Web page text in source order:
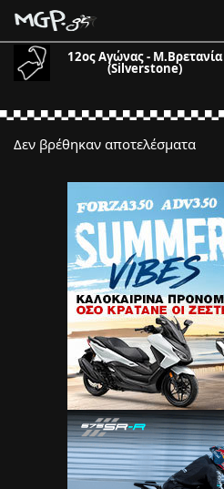
12ος Αγώνας - Μ.Βρετανία
(Silverstone)
Δεν βρέθηκαν αποτελέσματα